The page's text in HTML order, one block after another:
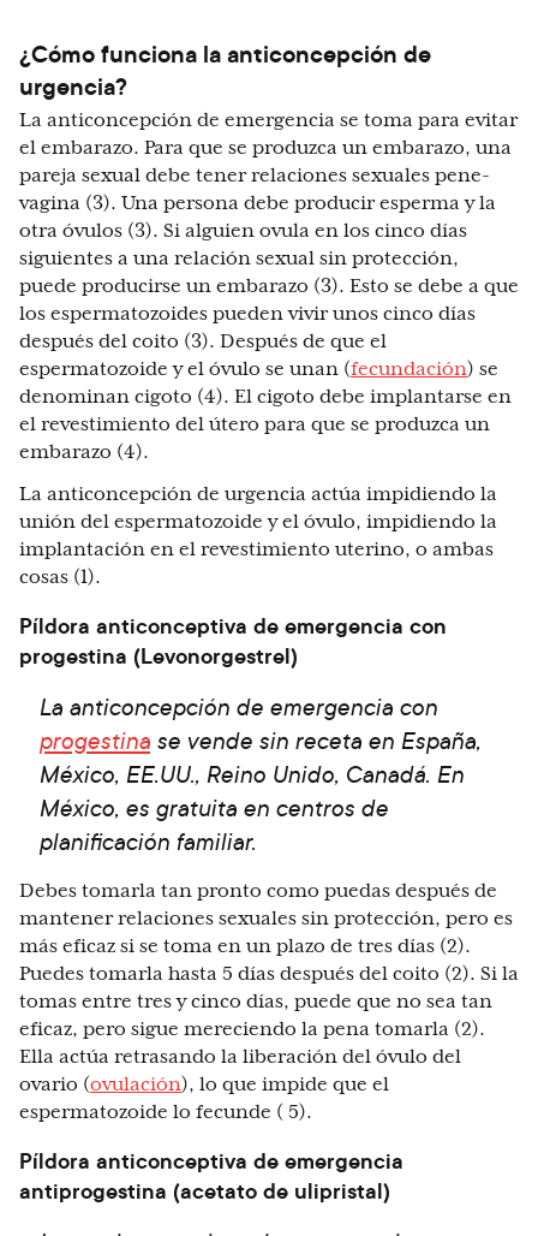
¿Cómo funciona la anticoncepción de
urgencia?
La anticoncepción de emergencia se toma para evitar
el embarazo. Para que se produzca un embarazo, una
pareja sexual debe tener relaciones sexuales pene-
vagina (3). Una persona debe producir esperma y la
otra óvulos (3). Si alguien ovula en los cinco días
siguientes a una relación sexual sin protección,
puede producirse un embarazo (3). Esto se debe a que
los espermatozoides pueden vivir unos cinco días
después del coito (3). Después de que el
espermatozoide y el óvulo se unan (fecundación) se
denominan cigoto (4). El cigoto debe implantarse en
el revestimiento del útero para que se produzca un
embarazo (4).
La anticoncepción de urgencia actúa impidiendo la
unión del espermatozoide y el óvulo, impidiendo la
implantación en el revestimiento uterino, o ambas
cosas (1).
Píldora anticonceptiva de emergencia con
progestina (Levonorgestrel)
La anticoncepción de emergencia con
progestina se vende sin receta en España,
México, EE.UU., Reino Unido, Canadá. En
México, es gratuita en centros de
planificación familiar.
Debes tomarla tan pronto como puedas después de
mantener relaciones sexuales sin protección, pero es
más eficaz si se toma en un plazo de tres días (2).
Puedes tomarla hasta 5 días después del coito (2). Si la
tomas entre tres y cinco días, puede que no sea tan
eficaz, pero sigue mereciendo la pena tomarla (2).
Ella actúa retrasando la liberación del óvulo del
ovario (ovulación), lo que impide que el
espermatozoide lo fecunde ( 5).
Píldora anticonceptiva de emergencia
antiprogestina (acetato de ulipristal)